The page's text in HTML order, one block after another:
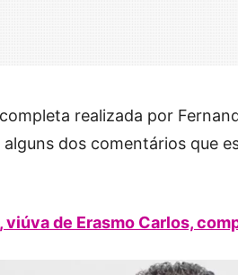
realizada por
alguns dos comentários que
viúva de Erasmo Carlos,